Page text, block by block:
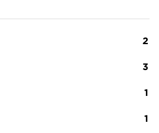
2
3
1
1